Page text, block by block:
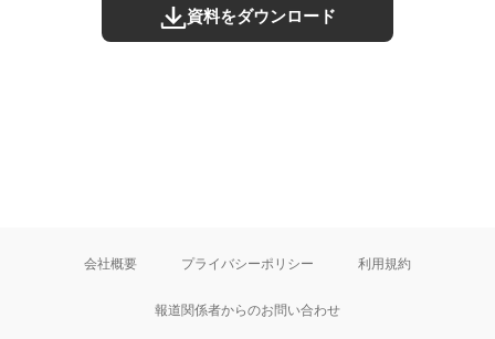
資料をダウンロード
会社概要 プライバシーポリシー 利用規約
報道関係者からのお問い合わせ